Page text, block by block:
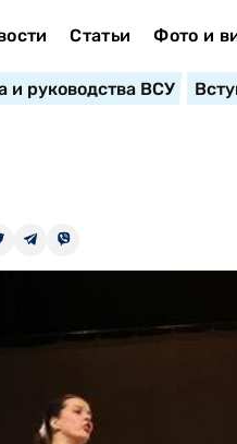
Статьи Фото и
и руководства ВСУ